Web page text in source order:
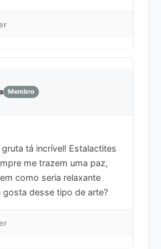
Membro
tá incrível! Estalactites
me trazem uma paz,
como seria relaxante
gosta desse tipo de arte?